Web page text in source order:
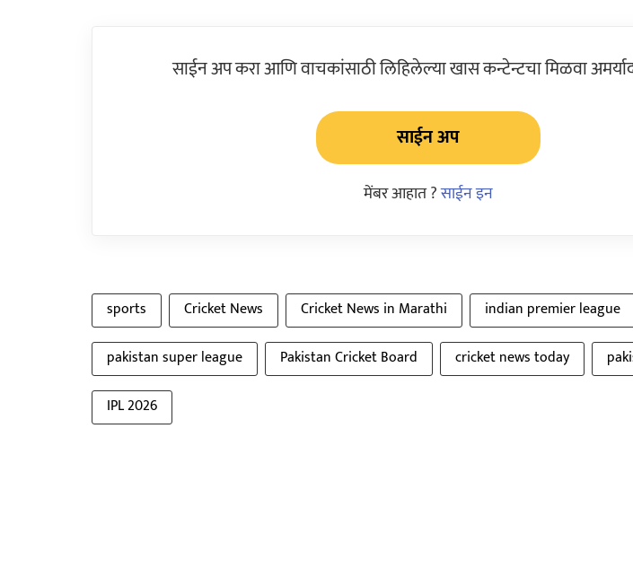
साईन अप करा आणि वाचकांसाठी लिहिलेल्या खास कन्टेन्टचा मिळवा
साईन अप
मेंबर आहात ?साईन इन
sports Cricket News Cricket News in Marathi
indian premier league
pakistan super league
Pakistan Cricket Board cricket news today
IPL 2026